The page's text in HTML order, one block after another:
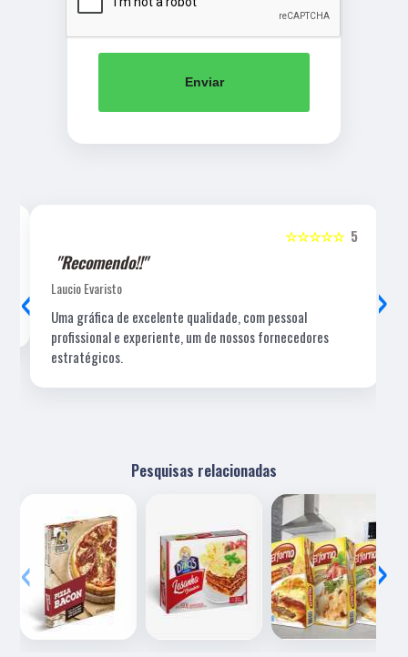
Enviar
5
☆☆☆☆☆
"Recomendo!!"
Laucio Evaristo
Uma gráfica de excelente qualidade, com pessoal
profissional e experiente, um de nossos fornecedores
estratégicos.
‹ ›
Pesquisas relacionadas
‹ ›